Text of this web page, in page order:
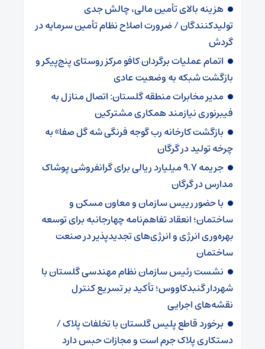
هزینه بالای تأمین مالی، چالش جدی
تولیدکنندگان / ضرورت اصلاح نظام تأمین سرمایه در
گردش
اتمام عملیات برگردان کافو مرکز روستای پنج‌پیکر و
بازگشت شبکه به وضعیت عادی
مدیر مخابرات منطقه گلستان: اتصال منازل به
فیبرنوری نیازمند همکاری مشترکین
بازگشت کارخانه رب گوجه فرنگی شه گل صفا» به
چرخه تولید در گرگان
جریمه ۹.۷ میلیارد ریالی برای گرانفروشی پوشاک
مدارس در گرگان
با حضور رییس سازمان و معاون مسکن و
ساختمان؛ انعقاد تفاهم‌نامه چهارجانبه برای توسعه
بهره‌وری انرژی و انرژی‌های تجدیدپذیر در صنعت
ساختمان
نشست رئیس سازمان نظام مهندسی گلستان با
شهردار گنبدکاووس؛ تأکید بر تسریع کنترل
نقشه‌های اجرایی
برخورد قاطع پلیس گلستان با تخلفات پلاک /
دستکاری پلاک جرم است و مجازات حبس دارد